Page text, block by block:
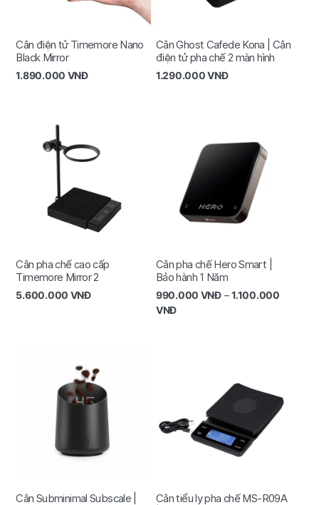
Cân điện tử Timemore Nano
Black Mirror
1.890.000 VNĐ
Cân Ghost Cafede Kona | Cân
điện tử pha chế 2 màn hình
1.290.000VNĐ
Cân pha chế cao cấp
Timemore Mirror 2
5.600.000 VNĐ
Cân pha chế Hero Smart |
Bảo hành 1 Năm
990.000 VNĐ–1.100.000
VNĐ
Cân Subminimal Subscale |
Cân tiểu ly pha chế MS-R09A